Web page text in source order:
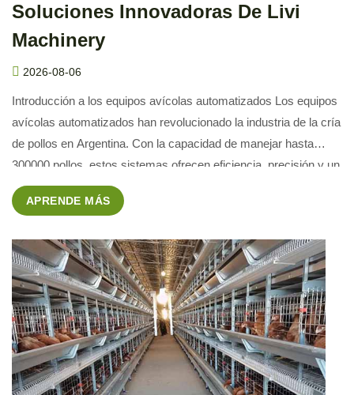
Soluciones Innovadoras De Livi
Machinery
2026-08-06
Introducción a los equipos avícolas automatizados Los equipos
avícolas automatizados han revolucionado la industria de la cría
de pollos en Argentina. Con la capacidad de manejar hasta
300000 pollos, estos sistemas ofrecen eficiencia, precisión y un
mejor bienestar animal. En este artículo, exploraremos cómo
estos equipos pueden transformar su granja avícola. Beneficios
APRENDE MÁS